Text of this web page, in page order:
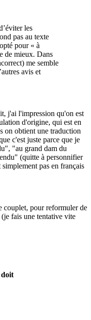
les
pas au texte
pour « à
de mieux. Dans
me semble
avis et
j'ai l'impression qu'on est
d'origine, qui est en
on obtient une traduction
c'est juste parce que je
"au grand dam du
(quitte à personnifier
pas en français
couplet, pour reformuler de
fais une tentative vite
doit